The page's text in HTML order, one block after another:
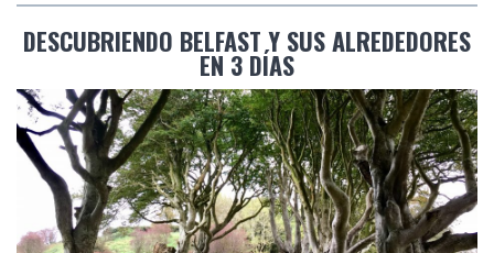
DESCUBRIENDO BELFAST Y SUS ALREDEDORES
EN 3 DÍAS